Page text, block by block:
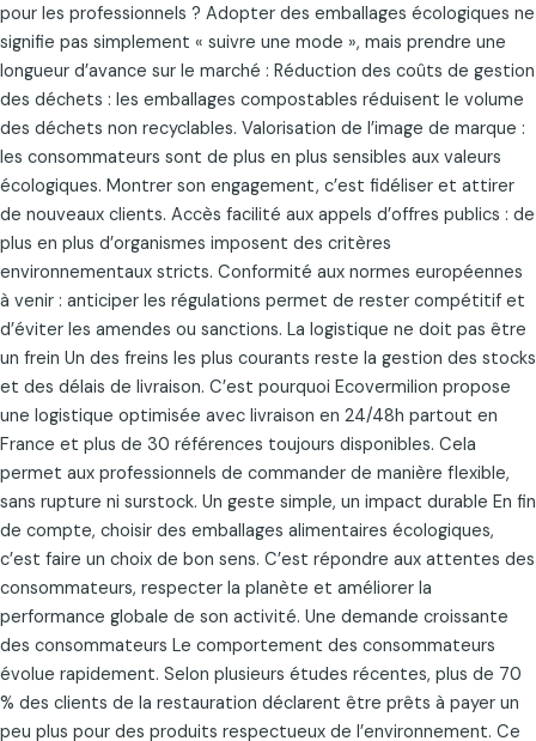
pour les professionnels ? Adopter des emballages écologiques ne
signifie pas simplement « suivre une mode », mais prendre une
longueur d’avance sur le marché : Réduction des coûts de gestion
des déchets : les emballages compostables réduisent le volume
des déchets non recyclables. Valorisation de l’image de marque :
les consommateurs sont de plus en plus sensibles aux valeurs
écologiques. Montrer son engagement, c’est fidéliser et attirer
de nouveaux clients. Accès facilité aux appels d’offres publics : de
plus en plus d’organismes imposent des critères
environnementaux stricts. Conformité aux normes européennes
à venir : anticiper les régulations permet de rester compétitif et
d’éviter les amendes ou sanctions. La logistique ne doit pas être
un frein Un des freins les plus courants reste la gestion des stocks
et des délais de livraison. C’est pourquoi Ecovermilion propose
une logistique optimisée avec livraison en 24/48h partout en
France et plus de 30 références toujours disponibles. Cela
permet aux professionnels de commander de manière flexible,
sans rupture ni surstock. Un geste simple, un impact durable En fin
de compte, choisir des emballages alimentaires écologiques,
c’est faire un choix de bon sens. C’est répondre aux attentes des
consommateurs, respecter la planète et améliorer la
performance globale de son activité. Une demande croissante
des consommateurs Le comportement des consommateurs
évolue rapidement. Selon plusieurs études récentes, plus de 70
% des clients de la restauration déclarent être prêts à payer un
peu plus pour des produits respectueux de l’environnement. Ce